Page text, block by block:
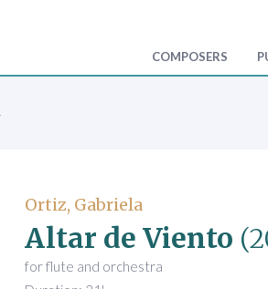
COMPOSERS
Ortiz, Gabriela
Altar de Viento
for flute and orchestra